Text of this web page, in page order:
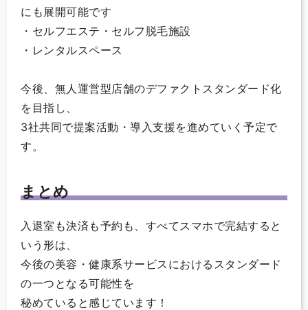
にも展開可能です
・セルフエステ・セルフ脱毛施設
・レンタルスペース
今後、無人運営型店舗のデファクトスタンダード化
を目指し、
3社共同で提案活動・導入支援を進めていく予定で
す。
まとめ
入退室も決済も予約も、すべてスマホで完結すると
いう形は、
今後の美容・健康系サービスにおけるスタンダード
の一つとなる可能性を
秘めていると感じています！